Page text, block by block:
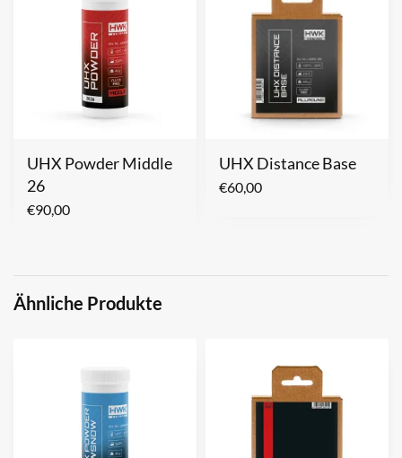
UHX Powder Middle
26
€90,00
UHX Distance Base
€60,00
Ähnliche Produkte